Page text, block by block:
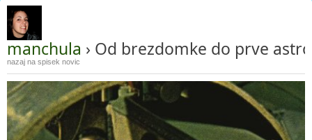
manchula › Od brezdomke do prve
nazaj na spisek novic